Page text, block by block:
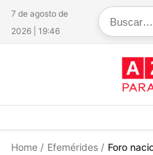
7 de agosto de
2026 | 19:46
Home / Efemérides / Foro